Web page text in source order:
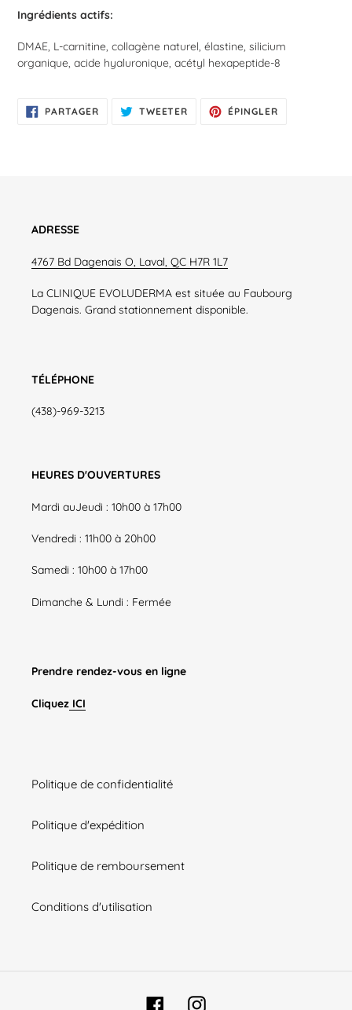
Ingrédients actifs:
DMAE, L-carnitine, collagène naturel, élastine, silicium
organique, acide hyaluronique, acétyl hexapeptide-8
PARTAGERPARTAGER
SUR
TWEETER TWEETERÉPINGLER
ADRESSE
4767 Bd Dagenais O, Laval, QC H7R 1L7
La CLINIQUE EVOLUDERMA est située au Faubourg
Dagenais. Grand stationnement disponible.
TÉLÉPHONE
(438)-969-3213
HEURES D'OUVERTURES
Mardi auJeudi : 10h00 à 17h00
Vendredi : 11h00 à 20h00
Samedi : 10h00 à 17h00
Dimanche & Lundi : Fermée
Prendre rendez-vous en ligne
Cliquez ICI
Politique de confidentialité
Politique d'expédition
Politique de remboursement
Conditions d'utilisation
FacebookInstagram